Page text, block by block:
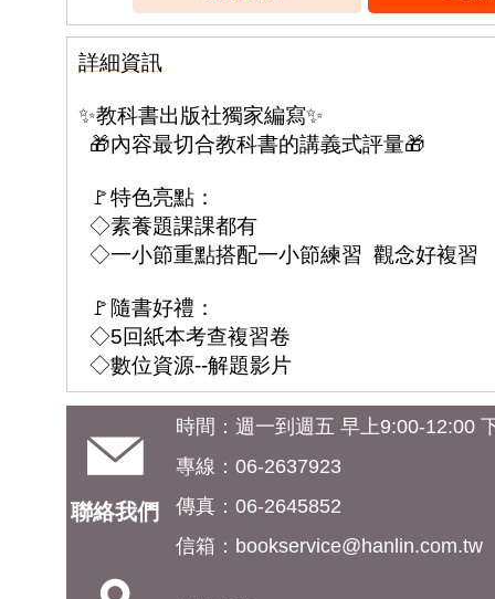
詳細資訊
✨教科書出版社獨家編寫✨
🎁內容最切合教科書的講義式評量🎁
🚩特色亮點：
◇素養題課課都有
◇一小節重點搭配一小節練習 觀念好複習
🚩隨書好禮：
◇5回紙本考查複習卷
◇數位資源--解題影片
聯絡我們
時間：週一到週五 早上9:00-12:00
專線：06-2637923
傳真：06-2645852
信箱： bookservice@hanlin.com.tw